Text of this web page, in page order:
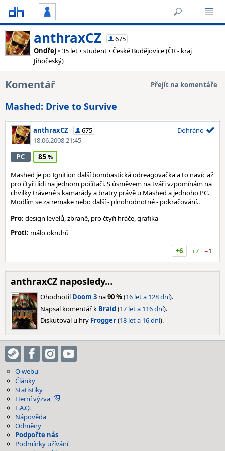
anthraxCZ
675
Ondřej • 35 let • student • České Budějovice (ČR - kraj
Jihočeský)
Komentář Přejít na komentáře
Mashed: Drive to Survive
anthraxCZ
675
18.06.2008 21:45
Dohráno
PC 85
Mashed je po Ignition další bombastická odreagovačka a to navíc až
pro čtyři lidi na jednom počítači. S úsměvem na tváři vzpomínám na
chvilky trávené s kamarády a bratry právě u Mashed a jednoho PC.
Modlím se za remake nebo další - plnohodnotné - pokračování..
Pro: design levelů, zbraně, pro čtyři hráče, grafika
Proti: málo okruhů
+6
+7 −1
anthraxCZ naposledy…
Ohodnotil Doom 3 na90 %(16 let a 128 dní).
Napsal komentář k Braid(17 let a 116 dní).
Diskutoval u hry Frogger(18 let a 16 dní).
O webu
Články
Statistiky
Herní výzva
F.A.Q.
Nápověda
Odměny
Podpořte nás
Podmínky užívání